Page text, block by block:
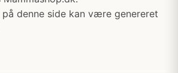
denne side kan være genereret